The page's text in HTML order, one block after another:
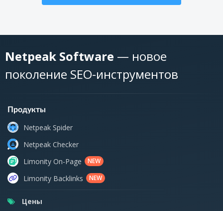
Netpeak Software — новое
поколение SEO-инструментов
Продукты
Netpeak Spider
Netpeak Checker
Limonity On-Page
NEW
Limonity Backlinks NEW
Цены